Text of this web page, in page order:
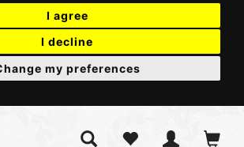
I agree
I decline
my preferences